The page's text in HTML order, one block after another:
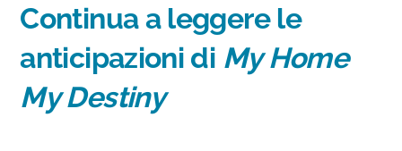
Continua a leggere le
anticipazioni di My Home
My Destiny